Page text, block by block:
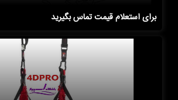
برای استعلام قیمت تماس بگیرید